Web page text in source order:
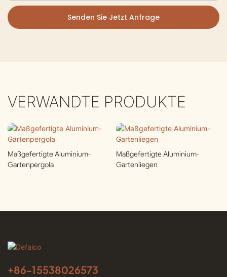
Senden Sie Jetzt Anfrage
VERWANDTE PRODUKTE
Maßgefertigte Aluminium-
Gartenpergola
Maßgefertigte Aluminium-
Gartenliegen
+86-15538026573